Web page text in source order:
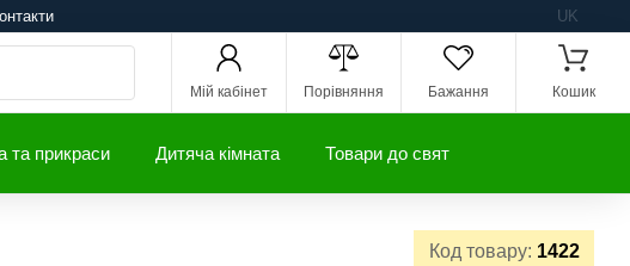
UK
Мій кабінет Порівняння Бажання Кошик
та прикраси Дитяча кімната Товари до свят
Код товару: 1422